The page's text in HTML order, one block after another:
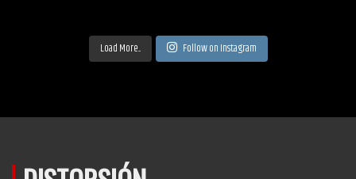
Load More... Follow on Instagram